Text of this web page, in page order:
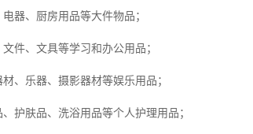
器、厨房用品等大件物品；
件、文具等学习和办公用品；
、乐器、摄影器材等娱乐用品；
护肤品、洗浴用品等个人护理用品；